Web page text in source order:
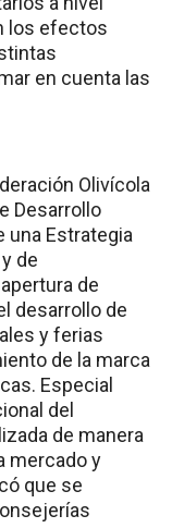
los efectos
en cuenta las
Olivícola
Desarrollo
una Estrategia
de
de
desarrollo de
y ferias
de la marca
Especial
del
de manera
mercado y
que se